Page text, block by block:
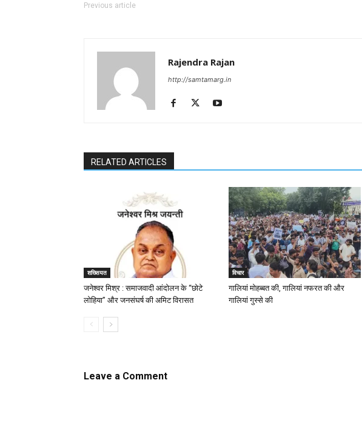
Previous article
Rajendra Rajan
http://samtamarg.in
RELATED ARTICLES
शख्सियत
जनेश्वर मिश्र : समाजवादी आंदोलन के “छोटे
लोहिया” और जनसंघर्ष की अमिट विरासत
विचार
गालियां मोहब्बत की, गालियां नफरत की और
गालियां गुस्से की
Leave a Comment